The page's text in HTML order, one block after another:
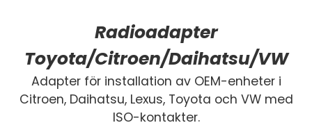
Radioadapter
Toyota/Citroen/Daihatsu/VW
Adapter för installation av OEM-enheter i
Citroen, Daihatsu, Lexus, Toyota och VW med
ISO-kontakter.